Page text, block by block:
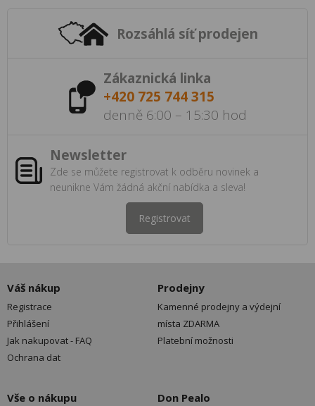
Rozsáhlá síť prodejen
Zákaznická linka
+420 725 744 315
denně 6:00 – 15:30 hod
Newsletter
Zde se můžete registrovat k odběru novinek a
neunikne Vám žádná akční nabídka a sleva!
Registrovat
Váš nákup
Registrace
Přihlášení
Jak nakupovat - FAQ
Ochrana dat
Prodejny
Kamenné prodejny a výdejní
místa ZDARMA
Platební možnosti
Vše o nákupu Don Pealo